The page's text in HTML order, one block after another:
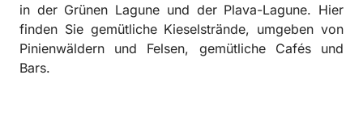
in der Grünen Lagune und der Plava-Lagune. Hier
finden Sie gemütliche Kieselstrände, umgeben von
Pinienwäldern und Felsen, gemütliche Cafés und
Bars.